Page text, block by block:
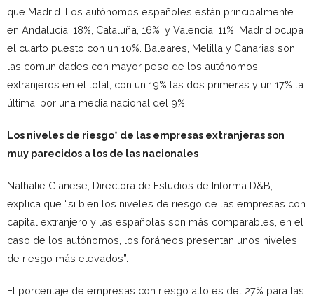
que Madrid. Los autónomos españoles están principalmente
en Andalucía, 18%, Cataluña, 16%, y Valencia, 11%. Madrid ocupa
el cuarto puesto con un 10%. Baleares, Melilla y Canarias son
las comunidades con mayor peso de los autónomos
extranjeros en el total, con un 19% las dos primeras y un 17% la
última, por una media nacional del 9%.
Los niveles de riesgo* de las empresas extranjeras son
muy parecidos a los de las nacionales
Nathalie Gianese, Directora de Estudios de Informa D&B,
explica que “si bien los niveles de riesgo de las empresas con
capital extranjero y las españolas son más comparables, en el
caso de los autónomos, los foráneos presentan unos niveles
de riesgo más elevados”.
El porcentaje de empresas con riesgo alto es del 27% para las